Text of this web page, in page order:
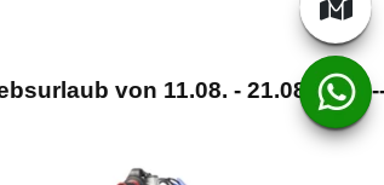
von 11.08. - 21.08.2026 --- ab